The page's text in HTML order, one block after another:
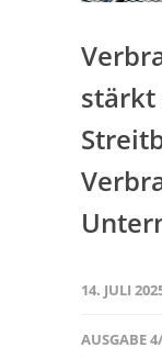
stärkt
14. JULI
AUSGABE